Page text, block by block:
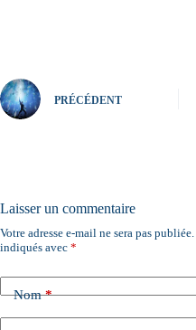
PRÉCÉDENT
Laisser un commentaire
Votre adresse e-mail ne sera pas publiée.
indiqués avec *
Nom*
A
l
r
n